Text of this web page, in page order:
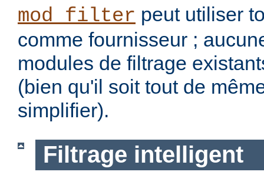
mod_filter peut utiliser
comme fournisseur ;
modules de filtrage
(bien qu'il soit tout de
simplifier).
Filtrage intelligent